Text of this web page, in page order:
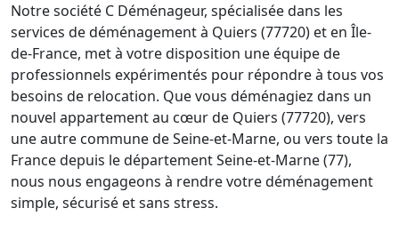
Notre société C Déménageur, spécialisée dans les
services de déménagement à Quiers (77720) et en Île-
de-France, met à votre disposition une équipe de
professionnels expérimentés pour répondre à tous vos
besoins de relocation. Que vous déménagiez dans un
nouvel appartement au cœur de Quiers (77720), vers
une autre commune de Seine-et-Marne, ou vers toute la
France depuis le département Seine-et-Marne (77),
nous nous engageons à rendre votre déménagement
simple, sécurisé et sans stress.